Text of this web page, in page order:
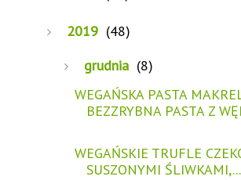
2019 (48)
grudnia (8)
WEGAŃSKA PASTA
BEZZRYBNA PASTA Z
WEGAŃSKIE TRUFLE
SUSZONYMI ŚLIWKAMI,...